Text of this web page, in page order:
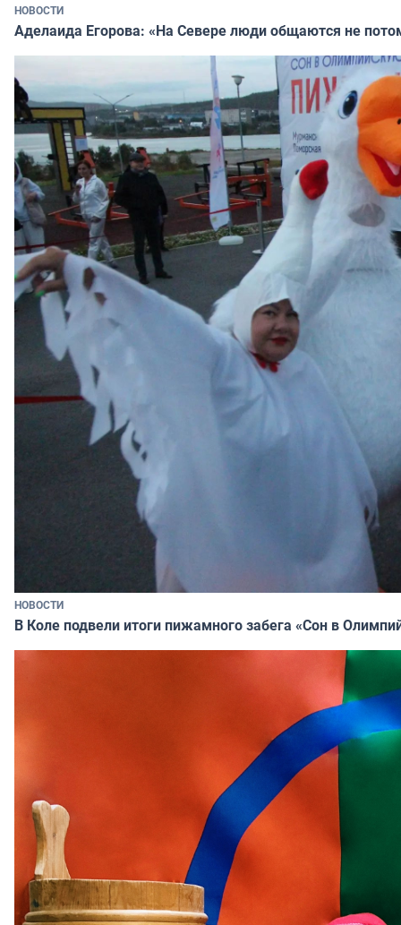
НОВОСТИ
Аделаида Егорова: «На Севере люди общаются не
НОВОСТИ
В Коле подвели итоги пижамного забега «Сон в